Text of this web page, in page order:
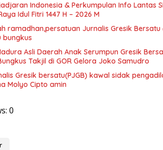
Indonesia & Perkumpulan Info Lantas
Idul Fitri 1447 H – 2026 M
ramadhan,persatuan Jurnalis Gresik Bersatu
bungkus
Asli Daerah Anak Serumpun Gresik
Takjil di GOR Gelora Joko Samudro
Gresik bersatu(PJGB) kawal sidak
Molyo Cipto amin
0